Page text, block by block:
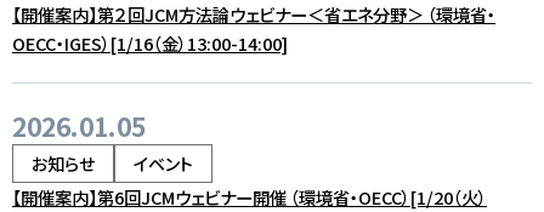
【開催案内】第２回JCM方法論ウェビナー＜省エネ分野＞ （環境省・
OECC・IGES）[1/16（金）13:00-14:00]
2026.01.05
お知らせ イベント
【開催案内】第6回JCMウェビナー開催 （環境省・OECC）[1/20（火）